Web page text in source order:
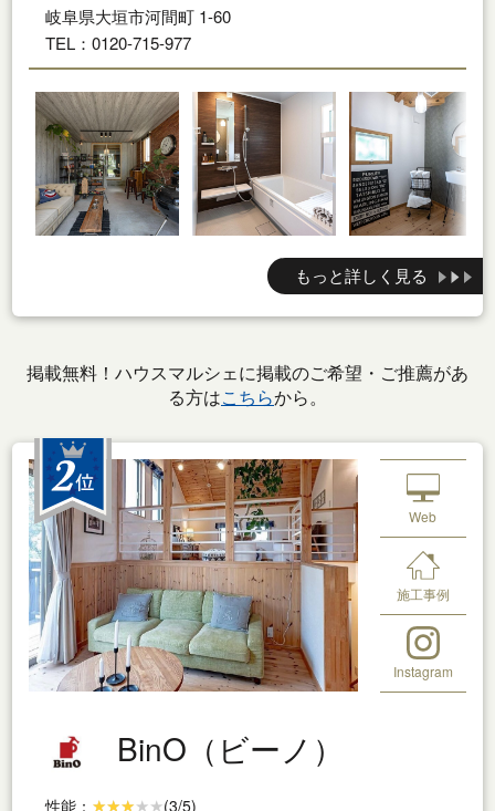
岐阜県大垣市河間町 1-60
TEL：0120-715-977
もっと詳しく見る
掲載無料！ハウスマルシェに掲載のご希望・ご推薦があ
る方はこちらから。
Web
施工事例
Instagram
BinO（ビーノ）
性能：
(3/5)